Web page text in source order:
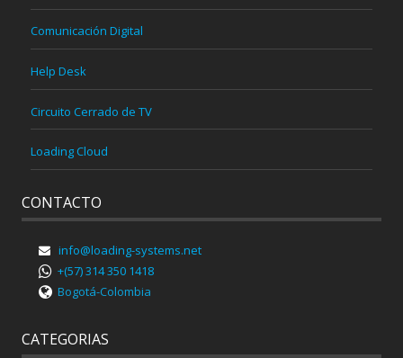
Comunicación Digital
Help Desk
Circuito Cerrado de TV
Loading Cloud
CONTACTO
info@loading-systems.net
+(57) 314 350 1418
Bogotá-Colombia
CATEGORIAS